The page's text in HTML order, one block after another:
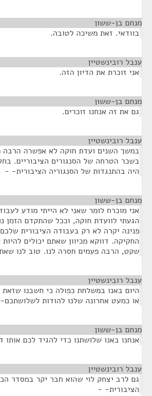
מנחם בן-ששון
בוודאי. זאת משיכה לטובה.
ענבל רובינשטיין
אני זוכרת את הדיון הזה.
מנחם בן-ששון
גם את זה אנחנו זוכרים.
ענבל רובינשטיין
במשך השנים ועדת חוקה לא אפשרה הרבה
בשכר הטרחה של הסנגורים הציבוריים.
היה בהתנגדות של הסנגוריה הציבורית- -
מנחם בן-ששון
אני מוכרח לומר שאני לא הייתי מודע
הגעתי לוועדת חוקה, וככל שהתקדם הזמן
פנינה יקרה לא רק בעבודה הציבורית
החקיקה. דווקא מכיוון שאתם יכולים
שקט, הרבה פעמים חסרה לנו. טוב לנו
ענבל רובינשטיין
היום באנו במשלחת כפולה כי חשבנו שזאת
או כמעט אחרונה שלנו להודות
מנחם בן-ששון
אנחנו באנו שלושתנו כדי להגיד לכם אותו
ענבל רובינשטיין
גם לרב יצחק לוי שהוא חבר יקר במסדר
הציבורית- -